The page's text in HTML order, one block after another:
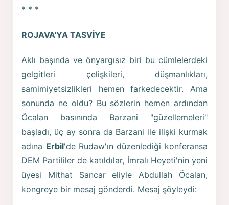
* * *
ROJAVA'YA TASVİYE
Aklı başında ve önyargısız biri bu cümlelerdeki
gelgitleri çelişkileri, düşmanlıkları,
samimiyetsizlikleri hemen farkedecektir. Ama
sonunda ne oldu? Bu sözlerin hemen ardından
Öcalan basınında Barzani "güzellemeleri"
başladı, üç ay sonra da Barzani ile ilişki kurmak
adına Erbil'de Rudaw'ın düzenlediği konferansa
DEM Partililer de katıldılar, İmralı Heyeti'nin yeni
üyesi Mithat Sancar eliyle Abdullah Öcalan,
kongreye bir mesaj gönderdi. Mesaj şöyleydi: